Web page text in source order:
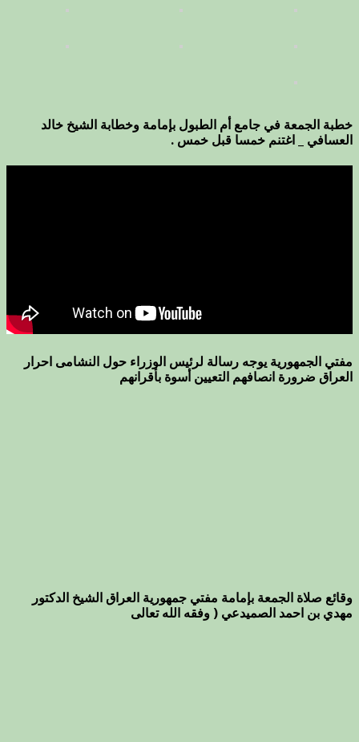
خطبة الجمعة في جامع أم الطبول بإمامة وخطابة الشيخ خالد
العسافي _ اغتنم خمسا قبل خمس .
مفتي الجمهورية يوجه رسالة لرئيس الوزراء حول النشامى احرار
العراق ضرورة انصافهم التعيين أسوة بأقرانهم
وقائع صلاة الجمعة بإمامة مفتي جمهورية العراق الشيخ الدكتور
مهدي بن احمد الصميدعي ( وفقه الله تعالى